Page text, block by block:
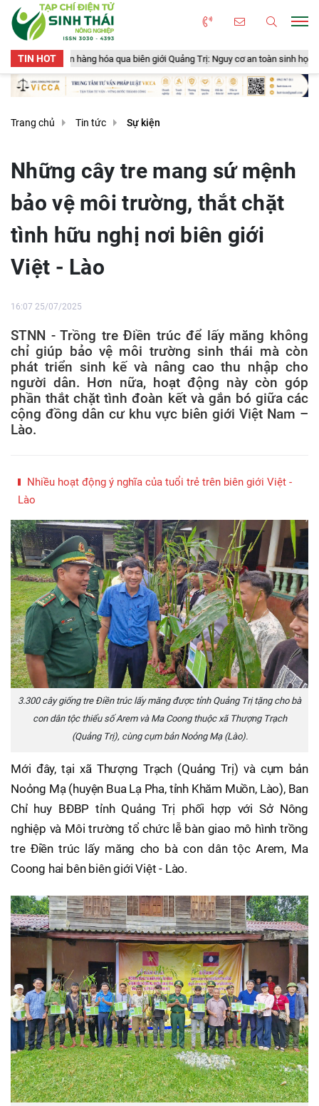
TIN HOT
hóa qua biên giới Quảng Trị: Nguy cơ an toàn sinh học, an toàn thực phẩm
Trang chủ Tin tức Sự kiện
Những cây tre mang sứ mệnh
bảo vệ môi trường, thắt chặt
tình hữu nghị nơi biên giới
Việt - Lào
16:07 25/07/2025
STNN - Trồng tre Điền trúc để lấy măng không
chỉ giúp bảo vệ môi trường sinh thái mà còn
phát triển sinh kế và nâng cao thu nhập cho
người dân. Hơn nữa, hoạt động này còn góp
phần thắt chặt tình đoàn kết và gắn bó giữa các
cộng đồng dân cư khu vực biên giới Việt Nam –
Lào.
Nhiều hoạt động ý nghĩa của tuổi trẻ trên biên giới Việt -
Lào
3.300 cây giống tre Điền trúc lấy măng được tỉnh Quảng Trị tặng cho bà
con dân tộc thiểu số Arem và Ma Coong thuộc xã Thượng Trạch
(Quảng Trị), cùng cụm bản Noỏng Mạ (Lào).
Mới đây, tại xã Thượng Trạch (Quảng Trị) và cụm bản
Noỏng Mạ (huyện Bua Lạ Pha, tỉnh Khăm Muồn, Lào), Ban
Chỉ huy BĐBP tỉnh Quảng Trị phối hợp với Sở Nông
nghiệp và Môi trường tổ chức lễ bàn giao mô hình trồng
tre Điền trúc lấy măng cho bà con dân tộc Arem, Ma
Coong hai bên biên giới Việt - Lào.